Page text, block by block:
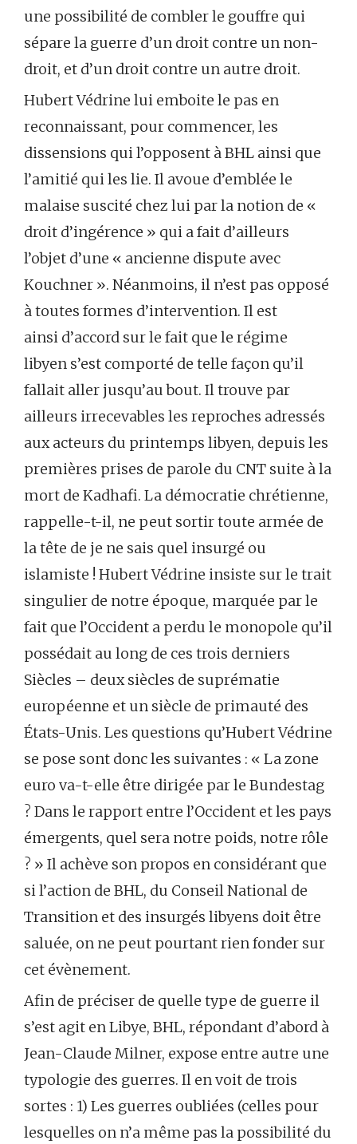
une possibilité de combler le gouffre qui
sépare la guerre d’un droit contre un non-
droit, et d’un droit contre un autre droit.
Hubert Védrine lui emboite le pas en
reconnaissant, pour commencer, les
dissensions qui l’opposent à BHL ainsi que
l’amitié qui les lie. Il avoue d’emblée le
malaise suscité chez lui par la notion de «
droit d’ingérence » qui a fait d’ailleurs
l’objet d’une « ancienne dispute avec
Kouchner ». Néanmoins, il n’est pas opposé
à toutes formes d’intervention. Il est
ainsi d’accord sur le fait que le régime
libyen s’est comporté de telle façon qu’il
fallait aller jusqu’au bout. Il trouve par
ailleurs irrecevables les reproches adressés
aux acteurs du printemps libyen, depuis les
premières prises de parole du CNT suite à la
mort de Kadhafi. La démocratie chrétienne,
rappelle-t-il, ne peut sortir toute armée de
la tête de je ne sais quel insurgé ou
islamiste ! Hubert Védrine insiste sur le trait
singulier de notre époque, marquée par le
fait que l’Occident a perdu le monopole qu’il
possédait au long de ces trois derniers
Siècles – deux siècles de suprématie
européenne et un siècle de primauté des
États-Unis. Les questions qu’Hubert Védrine
se pose sont donc les suivantes : « La zone
euro va-t-elle être dirigée par le Bundestag
? Dans le rapport entre l’Occident et les pays
émergents, quel sera notre poids, notre rôle
? » Il achève son propos en considérant que
si l’action de BHL, du Conseil National de
Transition et des insurgés libyens doit être
saluée, on ne peut pourtant rien fonder sur
cet évènement.
Afin de préciser de quelle type de guerre il
s’est agit en Libye, BHL, répondant d’abord à
Jean-Claude Milner, expose entre autre une
typologie des guerres. Il en voit de trois
sortes : 1) Les guerres oubliées (celles pour
lesquelles on n’a même pas la possibilité du